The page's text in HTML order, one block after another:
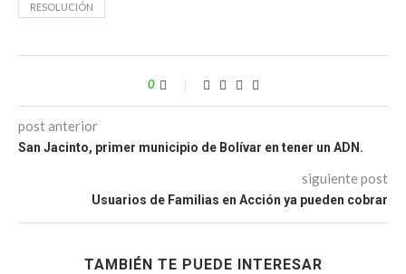
RESOLUCIÓN
0
post anterior
San Jacinto, primer municipio de Bolívar en tener un ADN.
siguiente post
Usuarios de Familias en Acción ya pueden cobrar
TAMBIÉN TE PUEDE INTERESAR